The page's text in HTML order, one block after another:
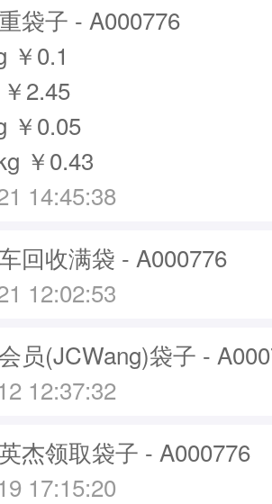
袋子 - A000776
￥0.1
2.45
￥0.05
￥0.43
14:45:38
回收满袋 - A000776
12:02:53
员(JCWang)袋子 -
12:37:32
杰领取袋子 - A000776
17:15:20